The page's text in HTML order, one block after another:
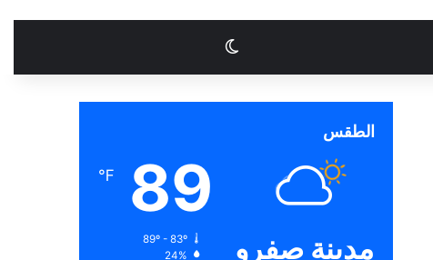
الوضع المظلم
الطقس
مدينة صفرو
89
℉
89º - 83º
24%